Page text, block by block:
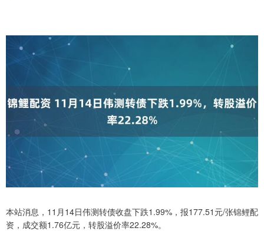
本站消息，11月14日伟测转债收盘下跌1.99%，报177.51元/张锦鲤配
资，成交额1.76亿元，转股溢价率22.28%。